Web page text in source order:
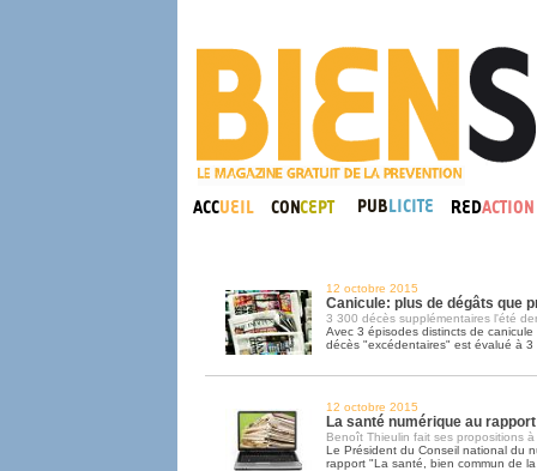
12 octobre 2015
Canicule: plus de dégâts que
3 300 décès supplémentaires l'été
Avec 3 épisodes distincts de
décès "excédentaires" est évalué à 3
12 octobre 2015
La santé numérique au rapport
Benoît Thieulin fait ses propositions à
Le Président du Conseil national du
rapport "La santé, bien commun de